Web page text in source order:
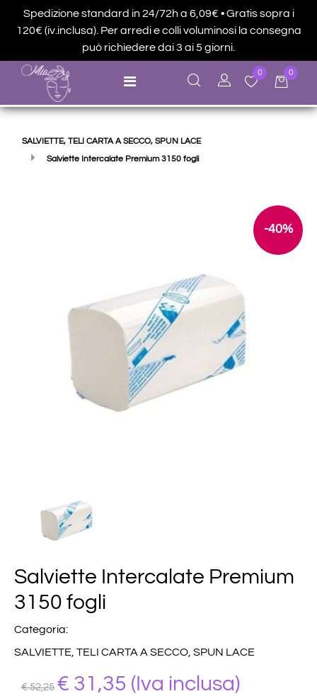
Spedizione standard in 24/72h a 6,09€ • Gratis sopra i
120€ (iv.inclusa). Per arredi e colli voluminosi la consegna
può richiedere dai 3 ai 5 giorni.
Open menu
0 0
SALVIETTE, TELI CARTA A SECCO, SPUN LACE
Salviette Intercalate Premium 3150 fogli
-40%
Salviette Intercalate Premium
3150 fogli
Categoria:
SALVIETTE, TELI CARTA A SECCO, SPUN LACE
€ 52,25 € 31,35 (Iva inclusa)